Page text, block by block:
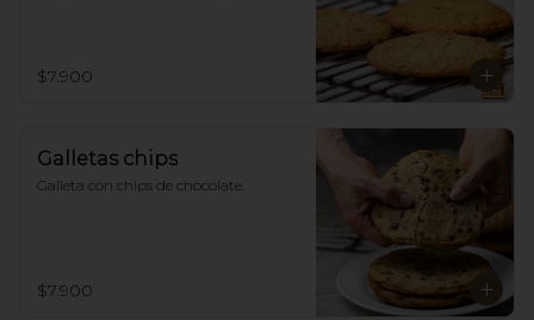
$7.900
Galletas chips
Galleta con chips de chocolate.
$7.900